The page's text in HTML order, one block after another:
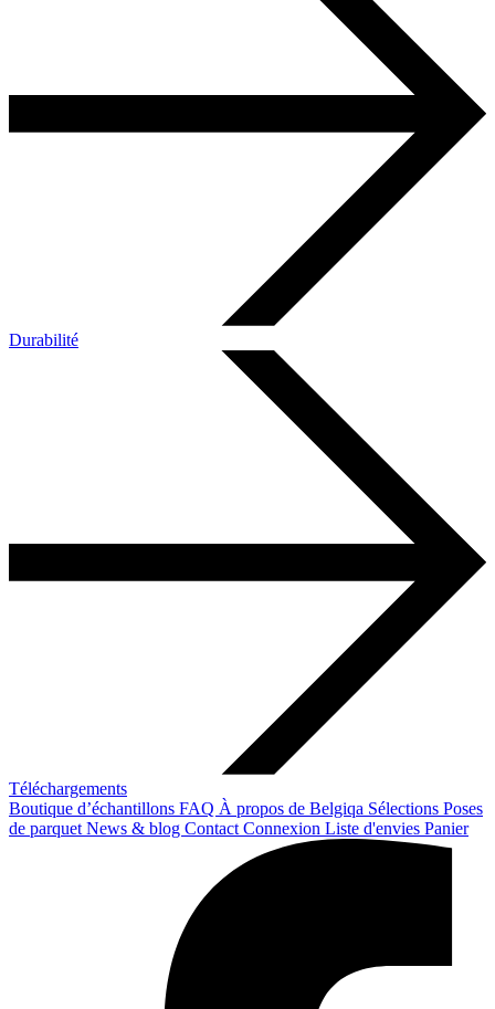
Durabilité
Téléchargements
Boutique d’échantillons FAQ À propos de Belgiqa Sélections Poses
de parquet News & blog Contact Connexion Liste d'envies Panier